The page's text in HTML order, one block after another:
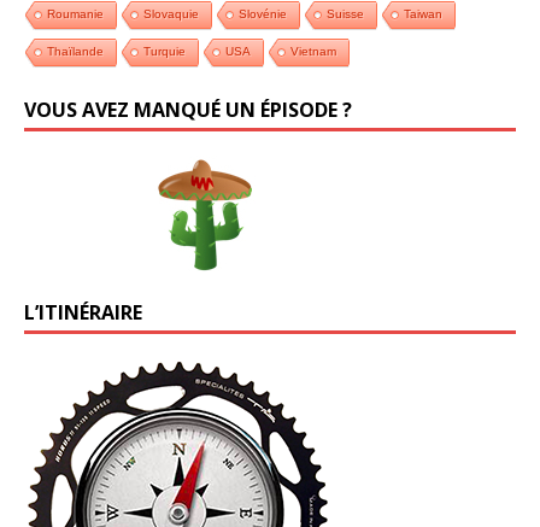
Roumanie Slovaquie Slovénie Suisse Taiwan
Thaïlande Turquie USA Vietnam
VOUS AVEZ MANQUÉ UN ÉPISODE ?
L’ITINÉRAIRE